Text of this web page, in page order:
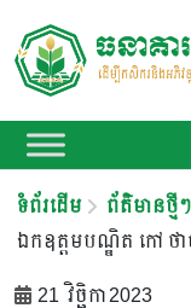
ទំព័រដើម
ព័ត៌មានថ្មីៗ
21 វិច្ឆិកា 2023